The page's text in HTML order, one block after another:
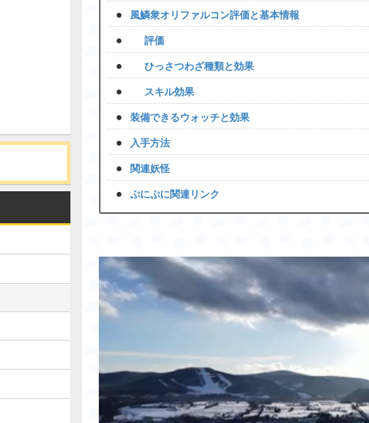
風鱗衆オリファルコン評価と基本情報
評価
ひっさつわざ種類と効果
スキル効果
装備できるウォッチと効果
入手方法
関連妖怪
ぷにぷに関連リンク